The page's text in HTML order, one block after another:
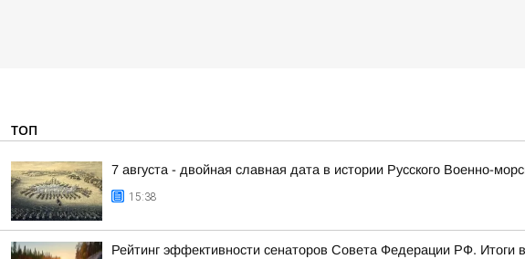
ТОП
7 августа - двойная славная дата в истории Русского Военно-
15:38
Рейтинг эффективности сенаторов Совета Федерации РФ. Итоги